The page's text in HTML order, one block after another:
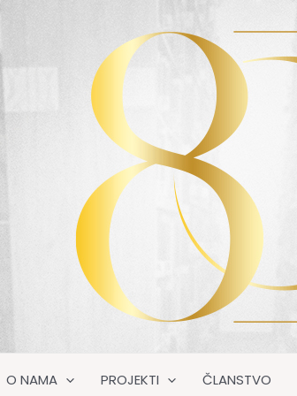
O NAMA PROJEKTI ČLANSTVO